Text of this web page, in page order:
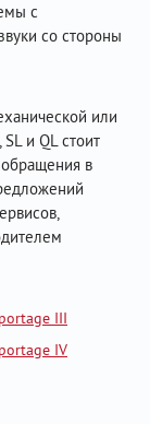
с
со стороны
или
и QL стоит
в
III
IV